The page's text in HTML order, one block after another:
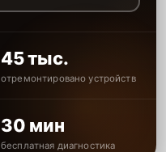
45 тыс.
отремонтировано устройств
30 мин
бесплатная диагностика